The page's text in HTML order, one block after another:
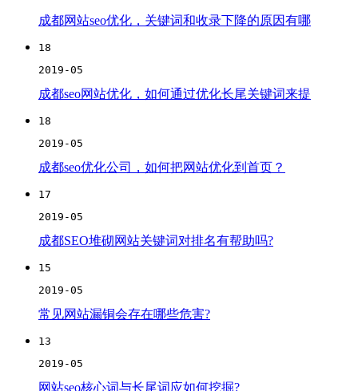
成都网站seo优化，关键词和收录下降的原因有哪
18
2019-05
成都seo网站优化，如何通过优化长尾关键词来提
18
2019-05
成都seo优化公司，如何把网站优化到首页？
17
2019-05
成都SEO堆砌网站关键词对排名有帮助吗?
15
2019-05
常见网站漏铜会存在哪些危害?
13
2019-05
网站seo核心词与长尾词应如何挖掘?